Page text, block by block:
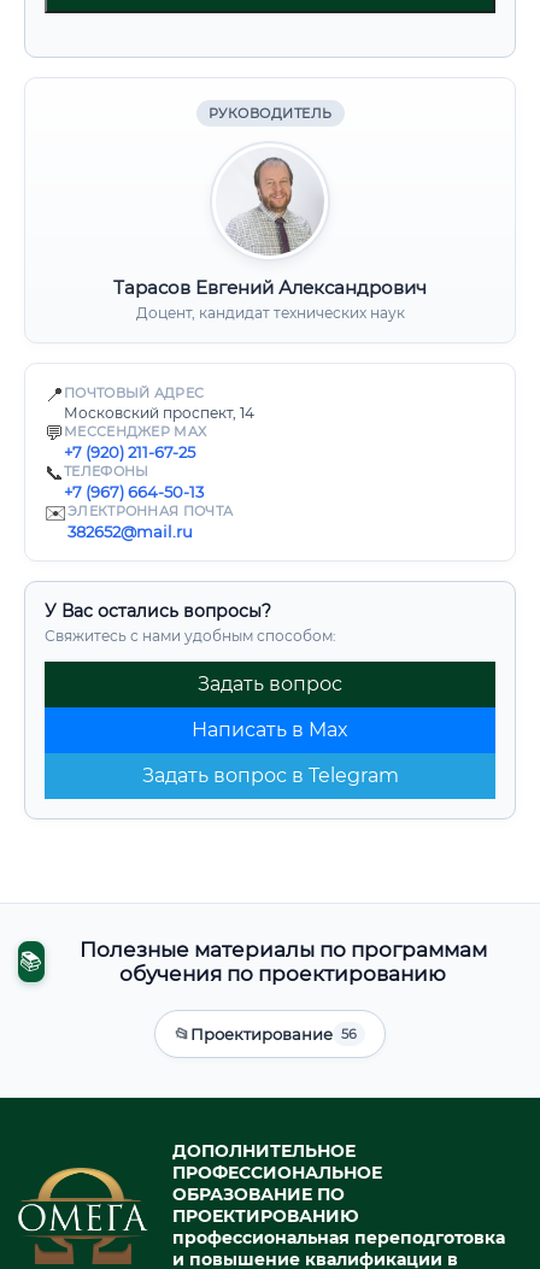
РУКОВОДИТЕЛЬ
Тарасов Евгений Александрович
Доцент, кандидат технических наук
📍 ПОЧТОВЫЙ АДРЕС
Московский проспект, 14
💬 МЕССЕНДЖЕР MAX
+7 (920) 211-67-25
📞ТЕЛЕФОНЫ
+7 (967) 664-50-13
✉️ЭЛЕКТРОННАЯ ПОЧТА
382652@mail.ru
У Вас остались вопросы?
Свяжитесь с нами удобным способом:
Задать вопрос
Написать в Max
Задать вопрос в Telegram
📚
Полезные материалы по программам
обучения по проектированию
📂Проектирование 56
ДОПОЛНИТЕЛЬНОЕ
ПРОФЕССИОНАЛЬНОЕ
ОБРАЗОВАНИЕ ПО
ПРОЕКТИРОВАНИЮ
профессиональная переподготовка
и повышение квалификации в